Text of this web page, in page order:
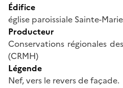
Édifice
église paroissiale Sainte-
Producteur
Conservations régionales
(CRMH)
Légende
Nef, vers le revers de façade.